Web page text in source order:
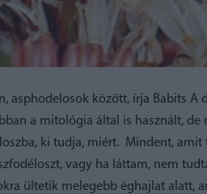
asphodelosok között, írja Babits A
a mitológia által is használt, de
ki tudja, miért. Mindent, amit
vagy ha láttam, nem
ültetik melegebb éghajlat alatt,